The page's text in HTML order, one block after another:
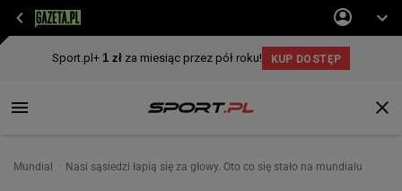
Mundial Nasi sąsiedzi łapią się za głowy. Oto co się stało na mundialu